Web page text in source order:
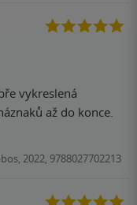
žánru naprosto
subjektivně, jak
lehkého
ten typ
Lidi tak nějak
sekt a je-li to
přečíst více děl a
všude kolem
vykreslená
až do konce.
2022, 9788027702213